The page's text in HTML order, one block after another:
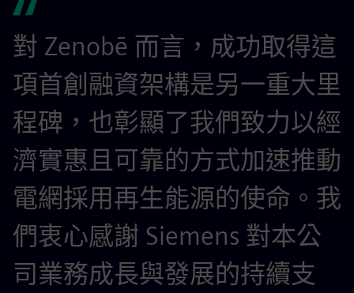
對 Zenobē 而言，成功取得這
項首創融資架構是另一重大里
程碑，也彰顯了我們致力以經
濟實惠且可靠的方式加速推動
電網採用再生能源的使命。我
們衷心感謝 Siemens 對本公
司業務成長與發展的持續支